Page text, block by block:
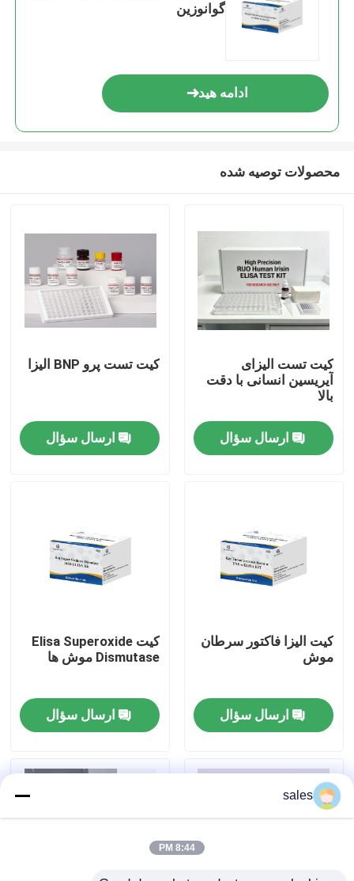
خانه
تور کارخانه
اخبار
پرونده ها
VR Show
گوانوزین
ادامه هید
محصولات توصیه شده
کیت تست الیزای
آیریسین انسانی با دقت
بالا
ارسال سؤال
کیت تست پرو BNP الیزا
ارسال سؤال
کيت اليزا فاکتور سرطان
موش
ارسال سؤال
کیت Elisa Superoxide
Dismutase موش ها
ارسال سؤال
sales
8:44 PM